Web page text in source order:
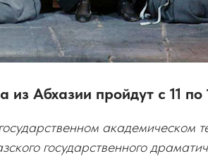
из Абхазии пройдут с 11
академическом
государственного